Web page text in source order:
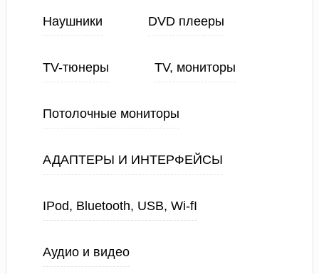
Наушники DVD плееры
TV-тюнеры TV, мониторы
Потолочные мониторы
АДАПТЕРЫ И ИНТЕРФЕЙСЫ
IPod, Bluetooth, USB, Wi-fI
Аудио и видео